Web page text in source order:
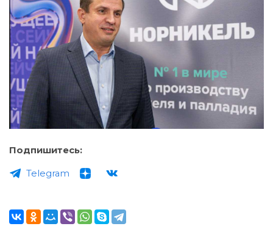
Подпишитесь:
Telegram